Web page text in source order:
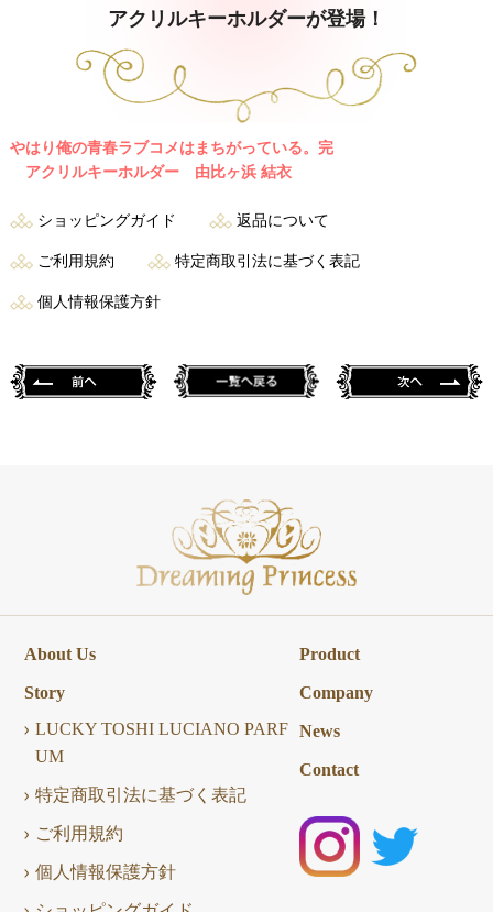
アクリルキーホルダーが登場！
やはり俺の青春ラブコメはまちがっている。完
アクリルキーホルダー 由比ヶ浜 結衣
ショッピングガイド 返品について
ご利用規約 特定商取引法に基づく表記
個人情報保護方針
About Us
Story
LUCKY TOSHI LUCIANO PARF
UM
特定商取引法に基づく表記
ご利用規約
個人情報保護方針
Product
Company
News
Contact